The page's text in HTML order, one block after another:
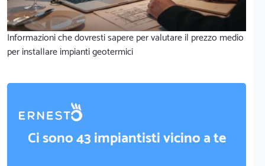
Informazioni che dovresti sapere per valutare il prezzo medio
per installare impianti geotermici
Ci sono 43 impiantisti vicino a te